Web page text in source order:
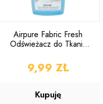
Airpure Fabric Fresh
Odświeżacz do Tkanin
CENA
9,99 ZŁ
Kupuję